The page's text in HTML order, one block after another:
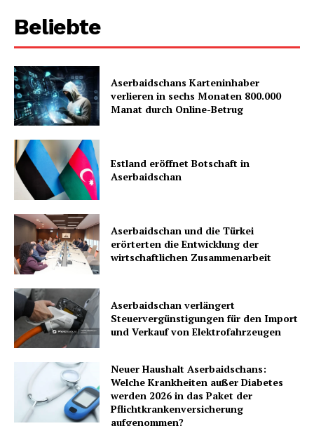
Beliebte
Aserbaidschans Karteninhaber
verlieren in sechs Monaten 800.000
Manat durch Online-Betrug
Estland eröffnet Botschaft in
Aserbaidschan
Aserbaidschan und die Türkei
erörterten die Entwicklung der
wirtschaftlichen Zusammenarbeit
Aserbaidschan verlängert
Steuervergünstigungen für den Import
und Verkauf von Elektrofahrzeugen
Neuer Haushalt Aserbaidschans:
Welche Krankheiten außer Diabetes
werden 2026 in das Paket der
Pflichtkrankenversicherung
aufgenommen?